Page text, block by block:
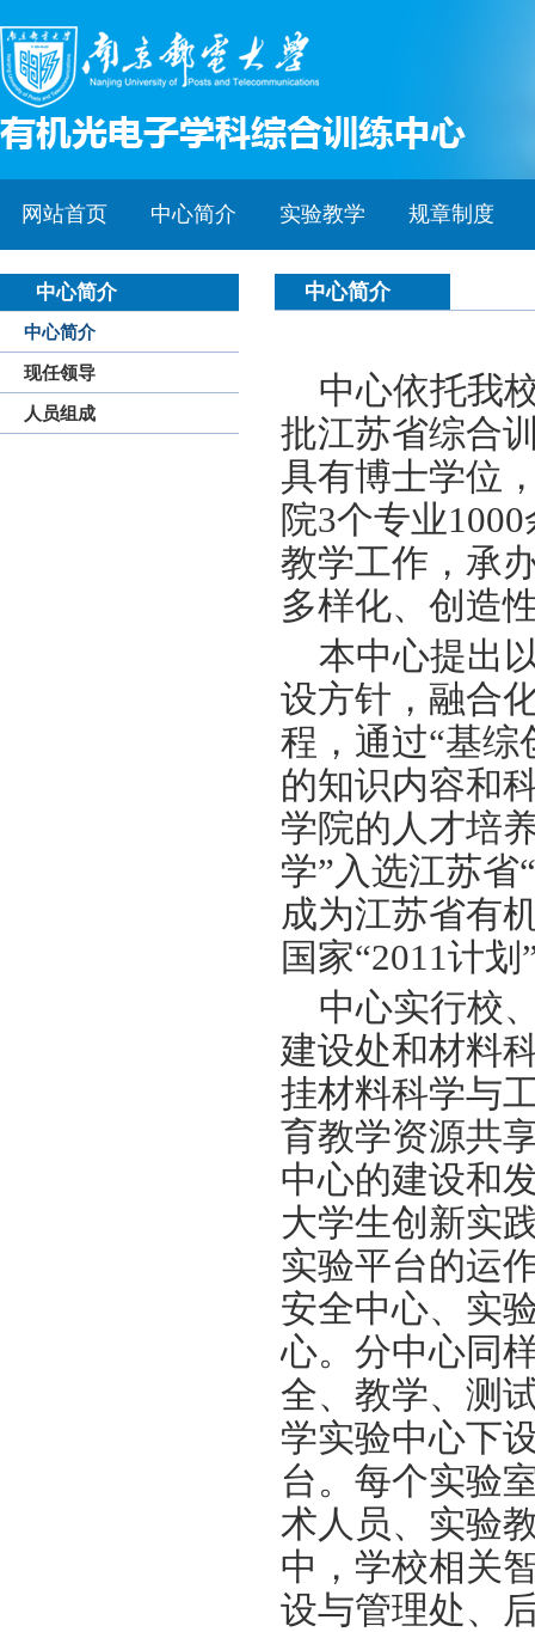
网站首页 中心简介 实验教学 规章制度
中心简介
中心简介
现任领导
人员组成
中心简介
中心依托我
批江苏省综合
具有博士学位
院3个专业1000
教学工作，承
多样化、创造
本中心提出
设方针，融合
程，通过“基综
的知识内容和
学院的人才培
学”入选江苏省“
成为江苏省有
国家“2011计划
中心实行校
建设处和材料
挂材料科学与
育教学资源共
中心的建设和
大学生创新实
实验平台的运
安全中心、实
心。分中心同
全、教学、测
学实验中心下
台。每个实验
术人员、实验
中，学校相关
设与管理处、